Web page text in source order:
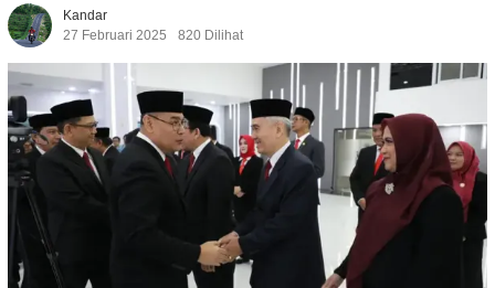
Kandar
27 Februari 2025
820 Dilihat